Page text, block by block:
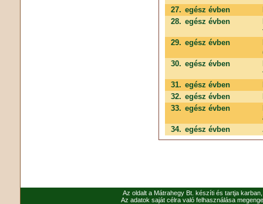
27. egész évben
28. egész évben
29. egész évben
30. egész évben
31. egész évben
32. egész évben
33. egész évben
34. egész évben
Az oldalt a Mátrahegy Bt. készíti és tartja
Az adatok saját célra való felhasználása